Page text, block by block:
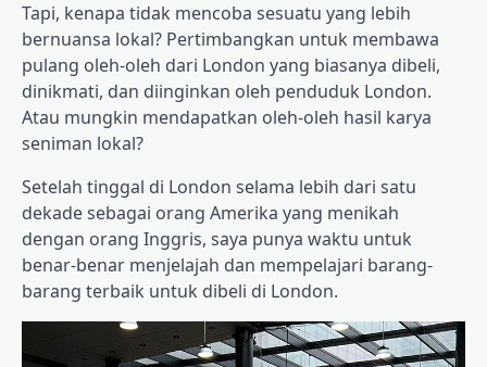
Tapi, kenapa tidak mencoba sesuatu yang lebih
bernuansa lokal? Pertimbangkan untuk membawa
pulang oleh-oleh dari London yang biasanya dibeli,
dinikmati, dan diinginkan oleh penduduk London.
Atau mungkin mendapatkan oleh-oleh hasil karya
seniman lokal?
Setelah tinggal di London selama lebih dari satu
dekade sebagai orang Amerika yang menikah
dengan orang Inggris, saya punya waktu untuk
benar-benar menjelajah dan mempelajari barang-
barang terbaik untuk dibeli di London.